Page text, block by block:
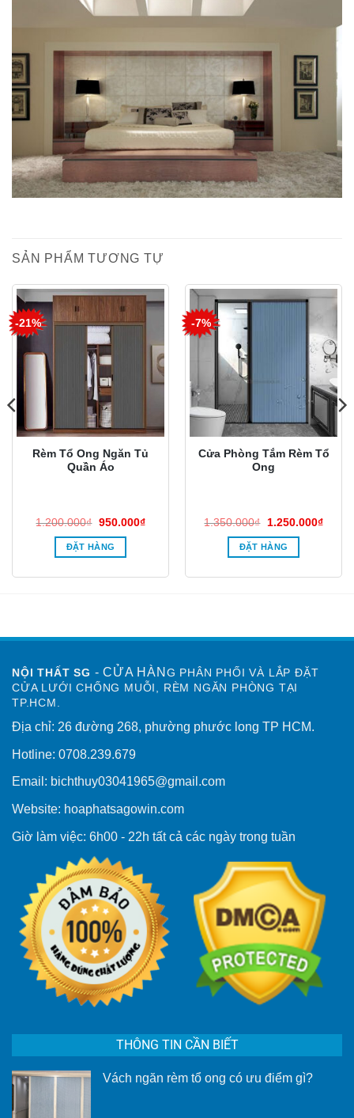
SẢN PHẨM TƯƠNG TỰ
-21%
Rèm Tổ Ong Ngăn Tủ
Quần Áo
1.200.000₫ Giá
là:
1.200.000₫.
950.000₫Giá
ĐẶT HÀNG
-7%
Cửa Phòng Tắm Rèm Tổ
Ong
1.350.000₫
Giá
là:
1.350.000₫.
1.250.000₫Giá
ĐẶT HÀNG
NỘI THẤT SG - CỬA HÀN G PHÂN PHỐI VÀ LẮP ĐẶT
CỬA LƯỚI CHỐNG MUỖI, RÈM NGĂN PHÒNG TẠI
TP.HCM.
Địa chỉ: 26 đường 268, phường phước long TP HCM.
Hotline: 0708.239.679
Email: bichthuy03041965@gmail.com
Website: hoaphatsagowin.com
Giờ làm việc: 6h00 - 22h tất cả các ngày trong tuần
THÔNG TIN CẦN BIẾT
Vách ngăn rèm tổ ong có ưu điểm gì?